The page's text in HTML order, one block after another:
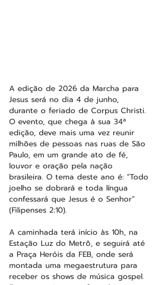
A edição de 2026 da Marcha para
Jesus será no dia 4 de junho,
durante o feriado de Corpus Christi.
O evento, que chega à sua 34ª
edição, deve mais uma vez reunir
milhões de pessoas nas ruas de São
Paulo, em um grande ato de fé,
louvor e oração pela nação
brasileira. O tema deste ano é: “Todo
joelho se dobrará e toda língua
confessará que Jesus é o Senhor”
(Filipenses 2:10).
A caminhada terá início às 10h, na
Estação Luz do Metrô, e seguirá até
a Praça Heróis da FEB, onde será
montada uma megaestrutura para
receber os shows de música gospel.